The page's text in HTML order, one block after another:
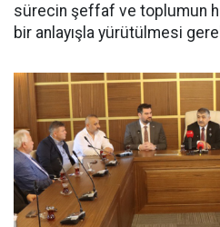
sürecin şeffaf ve toplumun
bir anlayışla yürütülmesi